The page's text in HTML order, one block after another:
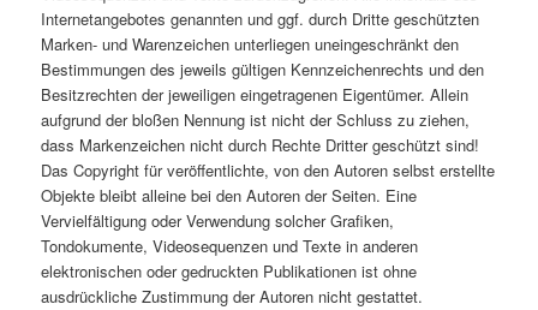
Internetangebotes genannten und ggf. durch Dritte geschützten
Marken- und Warenzeichen unterliegen uneingeschränkt den
Bestimmungen des jeweils gültigen Kennzeichenrechts und den
Besitzrechten der jeweiligen eingetragenen Eigentümer. Allein
aufgrund der bloßen Nennung ist nicht der Schluss zu ziehen,
dass Markenzeichen nicht durch Rechte Dritter geschützt sind!
Das Copyright für veröffentlichte, von den Autoren selbst erstellte
Objekte bleibt alleine bei den Autoren der Seiten. Eine
Vervielfältigung oder Verwendung solcher Grafiken,
Tondokumente, Videosequenzen und Texte in anderen
elektronischen oder gedruckten Publikationen ist ohne
ausdrückliche Zustimmung der Autoren nicht gestattet.